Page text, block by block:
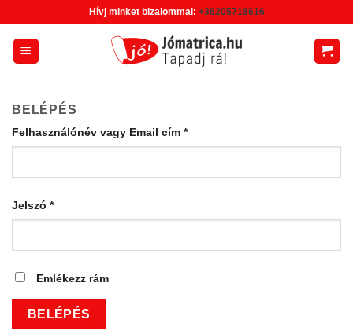
content
Hívj minket bizalommal: +36205718616
BELÉPÉS
Felhasználónév vagy Email cím *
Jelszó *
Emlékezz rám
BELÉPÉS